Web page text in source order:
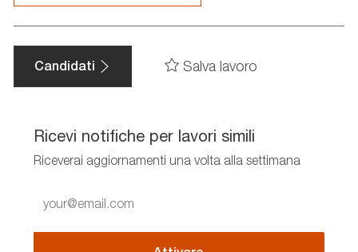
Candidati Salva lavoro
Ricevi notifiche per lavori simili
Riceverai aggiornamenti una volta alla settimana
Email
address